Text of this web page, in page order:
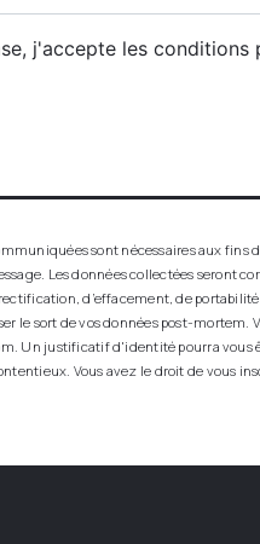
j'accepte les
sont nécessaires aux
Les données collectées
d’effacement, de
le sort de vos données post-
Un justificatif d'identité pourra vous
Vous avez le droit de vous